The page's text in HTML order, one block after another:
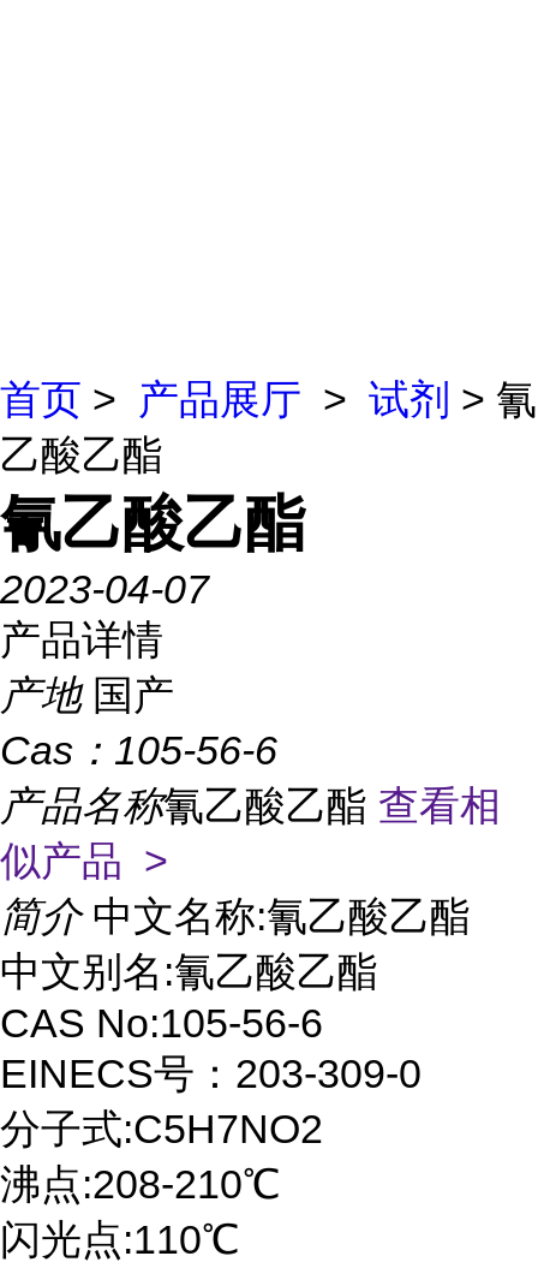
首页 > 产品展厅 > 试剂 > 氰
乙酸乙酯
氰乙酸乙酯
2023-04-07
产品详情
产地 国产
Cas： 105-56-6
产品名称氰乙酸乙酯 查看相
似产品 >
简介 中文名称:氰乙酸乙酯
中文别名:氰乙酸乙酯
CAS No:105-56-6
EINECS号：203-309-0
分子式:C5H7NO2
沸点:208-210℃
闪光点:110℃